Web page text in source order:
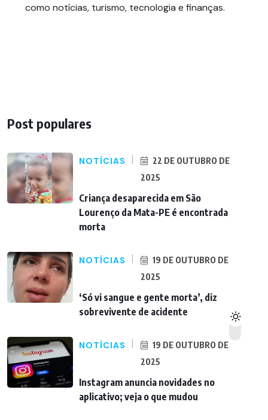
como notícias, turismo, tecnologia e finanças.
Post populares
NOTÍCIAS
22 DE OUTUBRO DE
2025
Criança desaparecida em São
Lourenço da Mata-PE é encontrada
morta
NOTÍCIAS
19 DE OUTUBRO DE
2025
‘Só vi sangue e gente morta’, diz
sobrevivente de acidente
NOTÍCIAS
19 DE OUTUBRO DE
2025
Instagram anuncia novidades no
aplicativo; veja o que mudou